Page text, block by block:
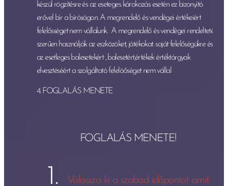
készül rögzítésre és az eseteges károkozás esetén ez bizonyító
erővel bír a bíróságon. A megrendelő és vendégei értékeiért
felelősséget nem vállalunk. A megrendelő és vendégei rendeltetés
szerűen használják az eszközöket, játékokat. saját felelőségükre és
az esetleges balesetekért , balesetért,értékek értéktárgyak
elvesztéséért a szolgáltató felelöőséget nem vállal
4. FOGLALÁS MENETE
FOGLALÁS MENETE!
Válassza ki a szabad időpontot amit